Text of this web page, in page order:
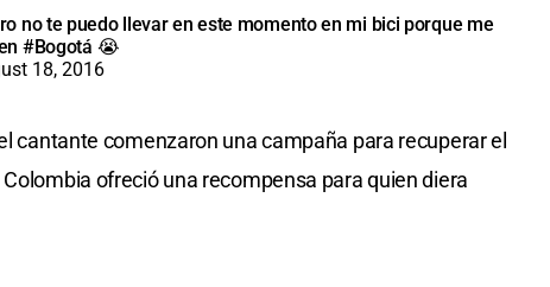
no te puedo llevar en este momento en mi bici porque me
#Bogotá 😭
18, 2016
cantante comenzaron una campaña para recuperar el
ofreció una recompensa para quien diera